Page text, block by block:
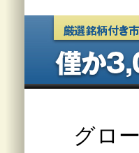
グロ